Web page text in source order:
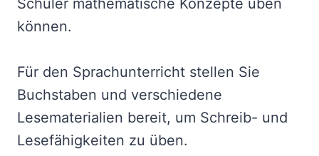
Schüler mathematische Konzepte üben
können.
Für den Sprachunterricht stellen Sie
Buchstaben und verschiedene
Lesematerialien bereit, um Schreib- und
Lesefähigkeiten zu üben.